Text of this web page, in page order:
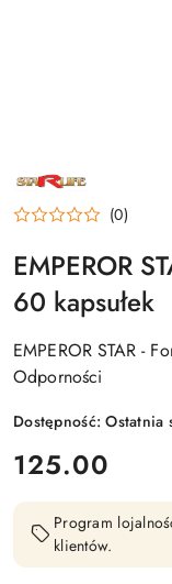
NAZWA
PRODUCENTA:
STARLIFE (0)
EMPEROR
60 kapsułek
EMPEROR STAR -
Odporności
Dostępność:Ostatnia
cena:
125.00
Program
klientów.